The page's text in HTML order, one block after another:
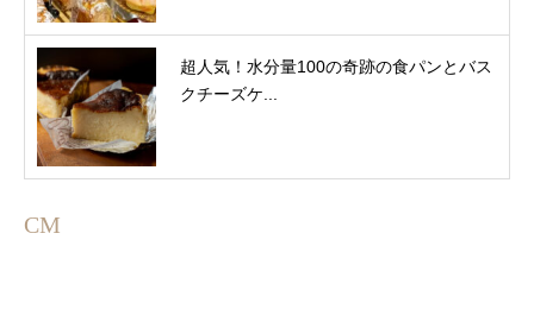
超人気！水分量100の奇跡の食パンとバス
クチーズケ...
CM